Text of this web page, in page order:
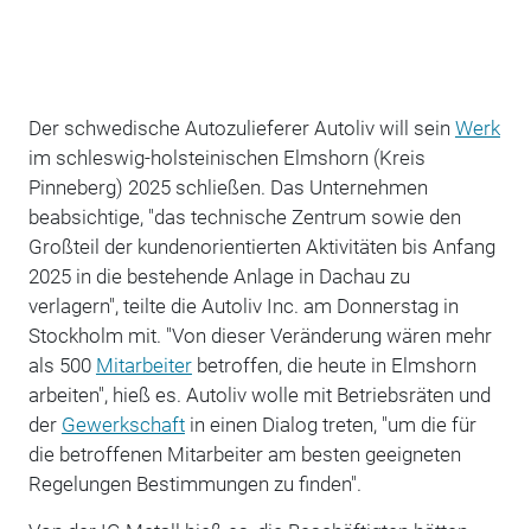
Der schwedische Autozulieferer Autoliv will sein Werk
im schleswig-holsteinischen Elmshorn (Kreis
Pinneberg) 2025 schließen. Das Unternehmen
beabsichtige, "das technische Zentrum sowie den
Großteil der kundenorientierten Aktivitäten bis Anfang
2025 in die bestehende Anlage in Dachau zu
verlagern", teilte die Autoliv Inc. am Donnerstag in
Stockholm mit. "Von dieser Veränderung wären mehr
als 500 Mitarbeiterbetroffen, die heute in Elmshorn
arbeiten", hieß es. Autoliv wolle mit Betriebsräten und
der Gewerkschaftin einen Dialog treten, "um die für
die betroffenen Mitarbeiter am besten geeigneten
Regelungen Bestimmungen zu finden".